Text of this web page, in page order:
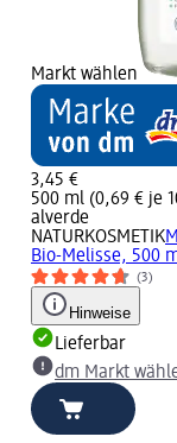
Markt wählen
3,45 €
500 ml (0,69 € je
alverde
NATURKOSMETIK
Bio-Melisse, 500
(3)
Hinweise
Lieferbar
dm Markt